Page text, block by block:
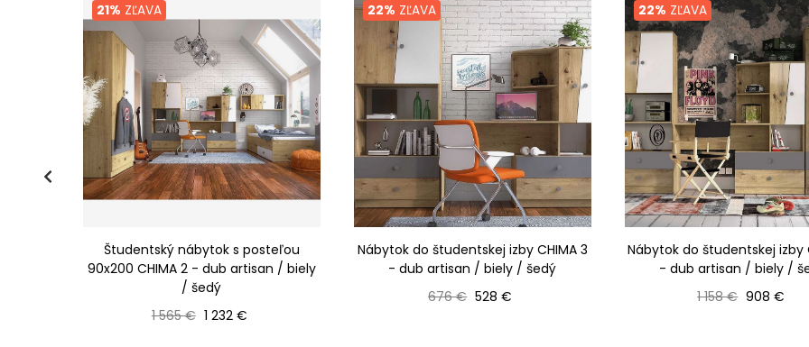
21% ZĽAVA
Študentský nábytok s posteľou
90x200 CHIMA 2 - dub artisan / biely
/ šedý
Bežná cena
1 565 € Cena
1 232 €
22% ZĽAVA
Nábytok do študentskej izby CHIMA 3
- dub artisan / biely / šedý
Bežná cena
676 € Cena
528 €
22% ZĽAVA
Nábytok do študentskej izby
- dub artisan / biely /
Bežná cena
1 158 € Cena
908 €